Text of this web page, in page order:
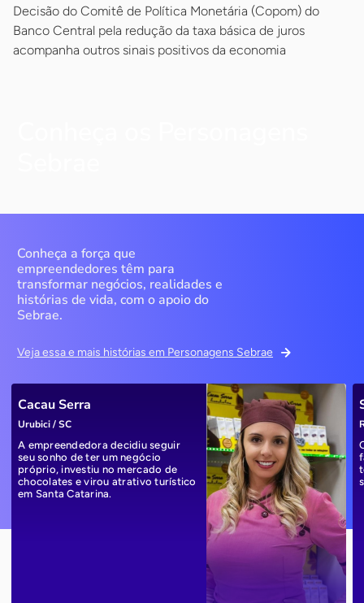
Decisão do Comitê de Política Monetária (Copom) do
Banco Central pela redução da taxa básica de juros
acompanha outros sinais positivos da economia
Conheça a força que
empreendedores têm para
transformar negócios, realidades e
histórias de vida, com o apoio do
Sebrae.
Veja essa e mais histórias em Personagens Sebrae
Cacau Serra
Urubici / SC
A empreendedora decidiu seguir
seu sonho de ter um negócio
próprio, investiu no mercado de
chocolates e virou atrativo turístico
em Santa Catarina.